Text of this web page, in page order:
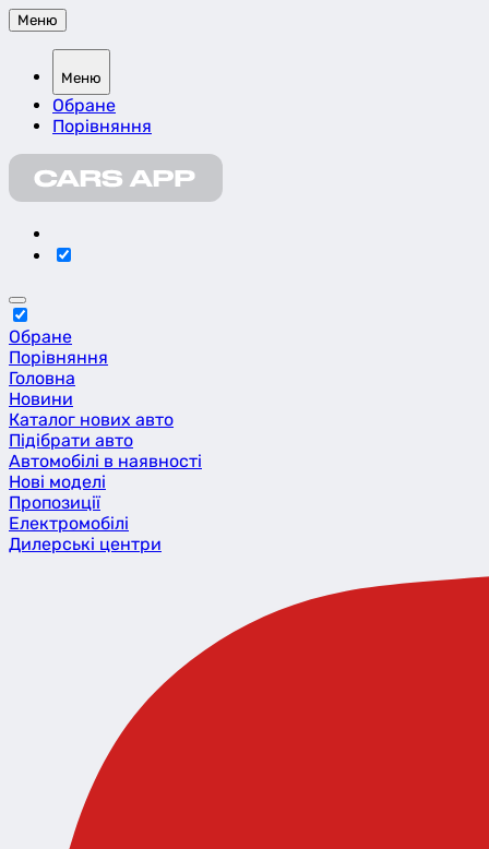
Меню
Меню
Обране
Порівняння
Обране
Порівняння
Головна
Новини
Каталог нових авто
Підібрати авто
Автомобілі в наявності
Нові моделі
Пропозиції
Eлектромобілі
Дилерські центри